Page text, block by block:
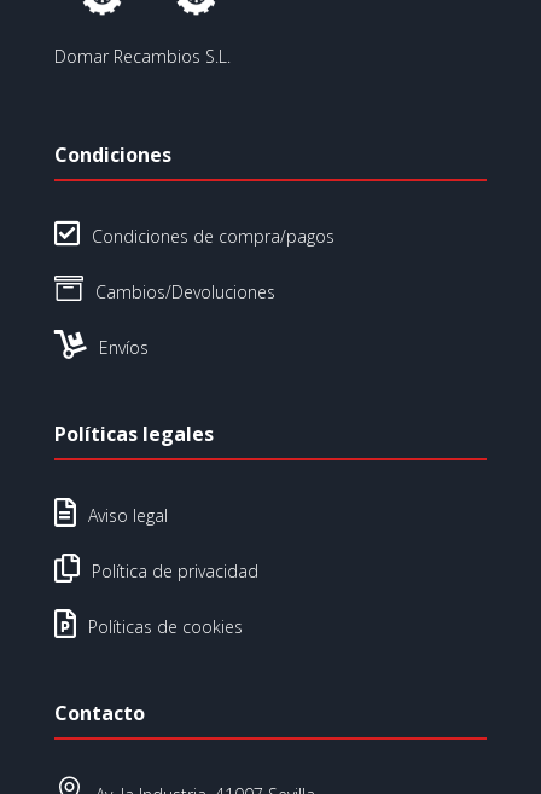
Domar Recambios S.L.
Condiciones
 Condiciones de compra/pagos
 Cambios/Devoluciones
 Envíos
Políticas legales
 Aviso legal
 Política de privacidad
 Políticas de cookies
Contacto